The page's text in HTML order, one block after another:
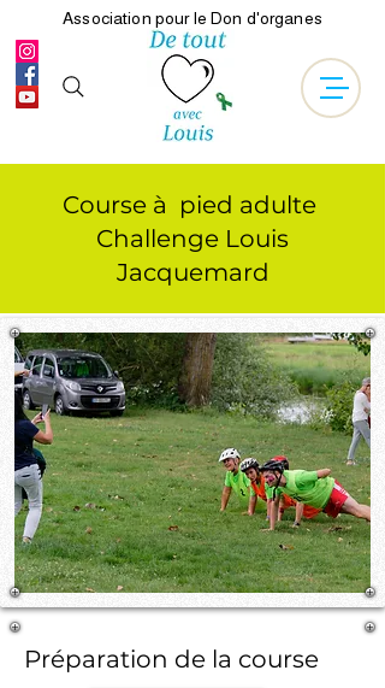
Association pour le Don d'organes
Course à pied adulte
Challenge Louis
Jacquemard
Préparation de la course